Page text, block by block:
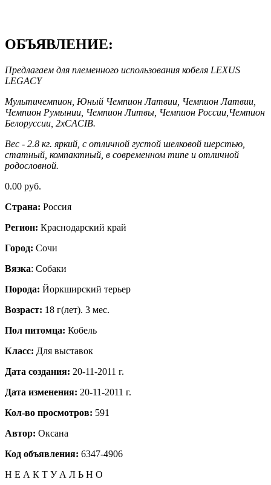
ОБЪЯВЛЕНИЕ:
Предлагаем для племенного использования кобеля LEXUS
LEGACY
Мультичемпион, Юный Чемпион Латвии, Чемпион Латвии,
Чемпион Румынии, Чемпион Литвы, Чемпион России,Чемпион
Белоруссии, 2xCACIB.
Вес - 2.8 кг. яркий, с отличной густой шелковой шерстью,
статный, компактный, в современном типе и отличной
родословной.
0.00 руб.
Страна: Россия
Регион: Краснодарский край
Город: Сочи
Вязка: Собаки
Порода: Йоркширский терьер
Возраст: 18 г(лет). 3 мес.
Пол питомца: Кобель
Класс: Для выставок
Дата создания: 20-11-2011 г.
Дата изменения: 20-11-2011 г.
Кол-во просмотров: 591
Автор: Оксана
Код объявления: 6347-4906
Н Е А К Т У А Л Ь Н О